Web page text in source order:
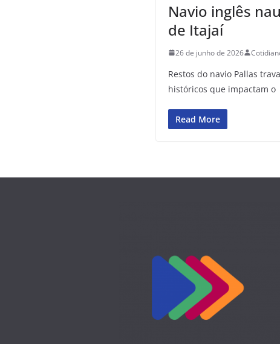
Navio inglês
de Itajaí
26 de junho de 2026
Restos do navio Pallas
históricos que impactam o
Read More